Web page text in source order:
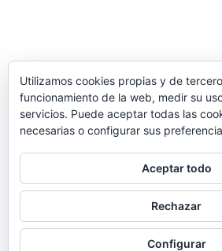
Utilizamos cookies propias y de
funcionamiento de la web, medir su
servicios. Puede aceptar todas las
necesarias o configurar sus
Aceptar todo
Rechazar
Configurar